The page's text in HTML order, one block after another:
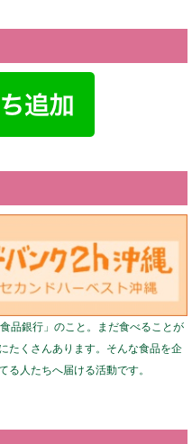
品銀行」のこと。まだ食べることが
たくさんあります。そんな食品を企
人たちへ届ける活動です。